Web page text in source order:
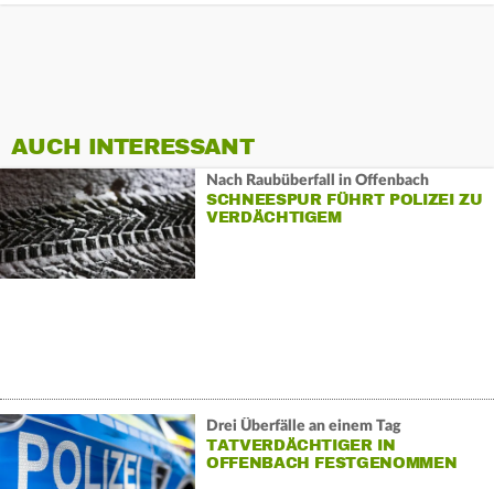
AUCH INTERESSANT
Nach Raubüberfall in Offenbach
SCHNEESPUR FÜHRT POLIZEI ZU
VERDÄCHTIGEM
Drei Überfälle an einem Tag
TATVERDÄCHTIGER IN
OFFENBACH FESTGENOMMEN